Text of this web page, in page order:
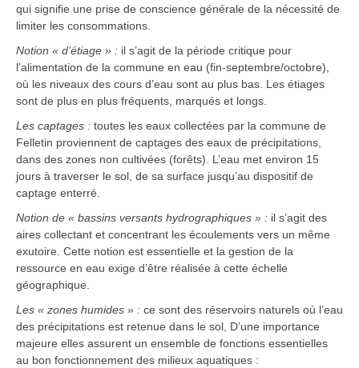
qui signifie une prise de conscience générale de la nécessité de
limiter les consommations.
Notion « d’étiage » : il s’agit de la période critique pour
l’alimentation de la commune en eau (fin-septembre/octobre),
où les niveaux des cours d’eau sont au plus bas. Les étiages
sont de plus en plus fréquents, marqués et longs.
Les captages : toutes les eaux collectées par la commune de
Felletin proviennent de captages des eaux de précipitations,
dans des zones non cultivées (forêts). L’eau met environ 15
jours à traverser le sol, de sa surface jusqu’au dispositif de
captage enterré.
Notion de « bassins versants hydrographiques » : il s’agit des
aires collectant et concentrant les écoulements vers un même
exutoire. Cette notion est essentielle et la gestion de la
ressource en eau exige d’être réalisée à cette échelle
géographique.
Les « zones humides » : ce sont des réservoirs naturels où l’eau
des précipitations est retenue dans le sol, D’une importance
majeure elles assurent un ensemble de fonctions essentielles
au bon fonctionnement des milieux aquatiques :